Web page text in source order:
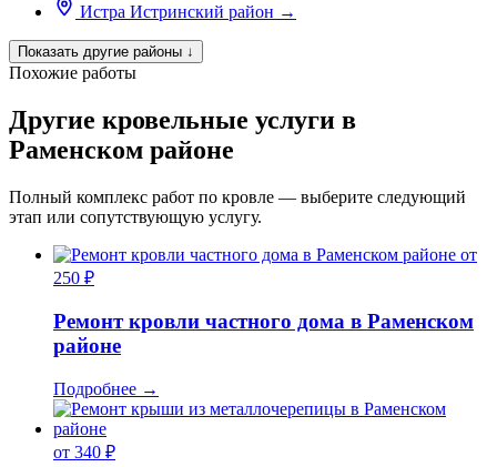
Истра Истринский район →
Показать другие районы ↓
Похожие работы
Другие кровельные услуги в
Раменском районе
Полный комплекс работ по кровле — выберите следующий
этап или сопутствующую услугу.
от
250 ₽
Ремонт кровли частного дома в Раменском
районе
Подробнее →
от 340 ₽